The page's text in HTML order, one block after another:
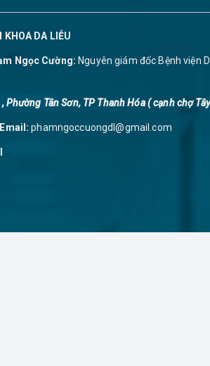
KHOA DA LIỄU
Ngọc Cường: Nguyên giám đốc Bệnh viện
Phường Tân Sơn, TP Thanh Hóa ( cạnh chợ
Email:phamngoccuongdl@gmail.com